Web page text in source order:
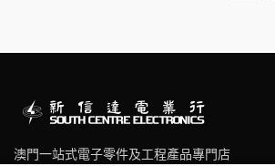
澳門一站式電子零件及工程產品專門店